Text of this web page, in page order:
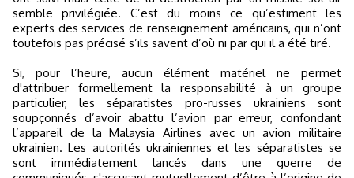
semble privilégiée. C’est du moins ce qu’estiment les
experts des services de renseignement américains, qui n’ont
toutefois pas précisé s’ils savent d’où ni par qui il a été tiré.
Si, pour l’heure, aucun élément matériel ne permet
d'attribuer formellement la responsabilité à un groupe
particulier, les séparatistes pro-russes ukrainiens sont
soupçonnés d’avoir abattu l’avion par erreur, confondant
l’appareil de la Malaysia Airlines avec un avion militaire
ukrainien. Les autorités ukrainiennes et les séparatistes se
sont immédiatement lancés dans une guerre de